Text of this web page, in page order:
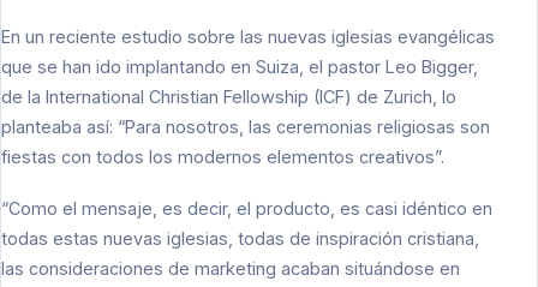
En un reciente estudio sobre las nuevas iglesias evangélicas
que se han ido implantando en Suiza, el pastor Leo Bigger,
de la International Christian Fellowship (ICF) de Zurich, lo
planteaba así: “Para nosotros, las ceremonias religiosas son
fiestas con todos los modernos elementos creativos”.
“Como el mensaje, es decir, el producto, es casi idéntico en
todas estas nuevas iglesias, todas de inspiración cristiana,
las consideraciones de marketing acaban situándose en